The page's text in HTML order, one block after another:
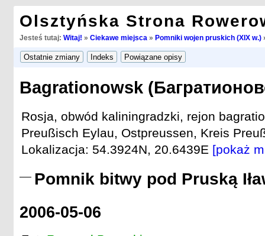
Olsztyńska Strona
Jesteś tutaj: Witaj! » Ciekawe miejsca » Pomniki wojen pruskich (XIX w.)
Bagrationowsk
Rosja, obwód kaliningradzki, rejon
Preußisch Eylau, Ostpreussen, Kreis
Lokalizacja: 54.3924N, 20.6439E [pokaż
Pomnik bitwy pod Pruską
2006-05-06